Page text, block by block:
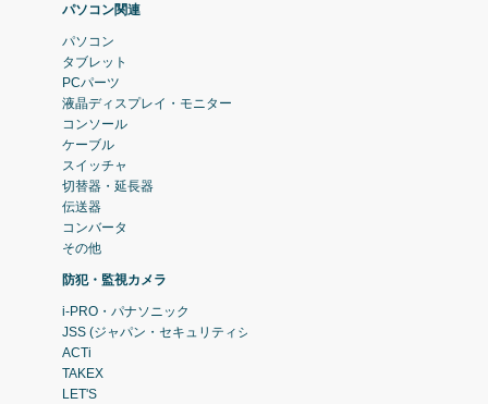
パソコン関連
パソコン
タブレット
PCパーツ
液晶ディスプレイ・モニター
コンソール
ケーブル
スイッチャ
切替器・延長器
伝送器
コンバータ
その他
防犯・監視カメラ
i-PRO・パナソニック
JSS (ジャパン・セキュリティシステム)
ACTi
TAKEX
LET'S